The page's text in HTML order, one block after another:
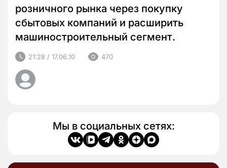
розничного рынка через покупку
сбытовых компаний и расширить
машиностроительный сегмент.
21:28 / 17.06.10 470
Мы в социальных сетях: